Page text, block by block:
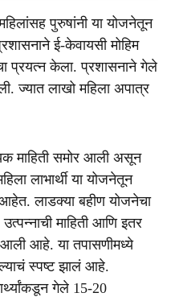
पुरुषांनी या योजनेतून
ई-केवायसी मोहिम
प्रयत्न केला. प्रशासनाने गेले
ज्यात लाखो महिला अपात्र
माहिती समोर आली असून
लाभार्थी या योजनेतून
लाडक्या बहीण योजनेचा
माहिती आणि इतर
आहे. या तपासणीमध्ये
स्पष्ट झालं आहे.
गेले 15-20